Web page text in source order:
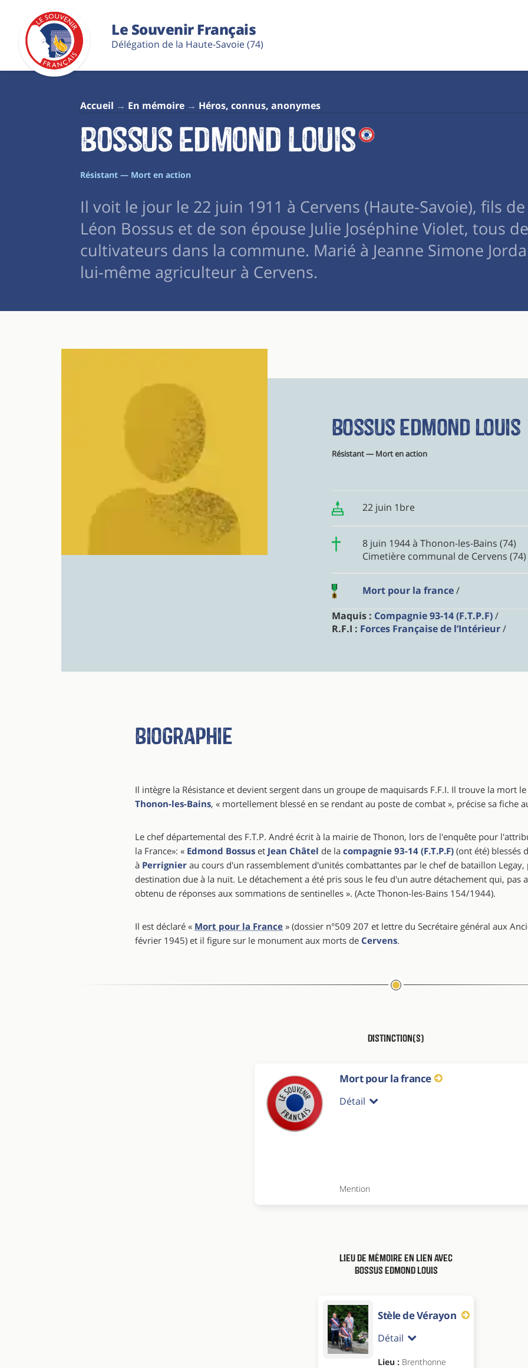
Le Souvenir Français
Délégation de la Haute-Savoie (74)
Accueil En mémoire Héros, connus, anonymes
Bossus Edmond Louis
Résistant — Mort en action
Il voit le jour le 22 juin 1911 à Cervens (Haute-Savoie), fils
Léon Bossus et de son épouse Julie Joséphine Violet, tous
cultivateurs dans la commune. Marié à Jeanne Simone
lui-même agriculteur à Cervens.
Bossus Edmond Louis
Résistant — Mort en action
22 juin 1bre
8 juin 1944 à Thonon-les-Bains (74)
Cimetière communal de Cervens (74)
Mort pour la france/
Maquis : Compagnie 93-14 (F.T.P.F)/
R.F.I : Forces Française de l’Intérieur/
Biographie
Il intègre la Résistance et devient sergent dans un groupe de maquisards F.F.I. Il trouve la mort
Thonon-les-Bains, « mortellement blessé en se rendant au poste de combat », précise sa fiche
Le chef départemental des F.T.P. André écrit à la mairie de Thonon, lors de l'enquête pour
la France»: « Edmond Bossus et Jean Châtel de la compagnie 93-14 (F.T.P.F) (ont été) blessés
à Perrignier au cours d'un rassemblement d'unités combattantes par le chef de bataillon
destination due à la nuit. Le détachement a été pris sous le feu d'un autre détachement qui, pas
obtenu de réponses aux sommations de sentinelles ». (Acte Thonon-les-Bains 154/1944).
Il est déclaré « Mort pour la France » (dossier n°509 207 et lettre du Secrétaire général aux
février 1945) et il figure sur le monument aux morts de Cervens.
Distinction(s)
Mort pour la france
Détail
Mention
Lieu de mémoire en lien avec
Bossus Edmond Louis
Stèle de Vérayon
Détail
Lieu : Brenthonne